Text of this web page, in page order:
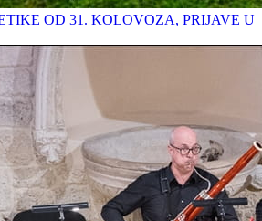
OD 31. KOLOVOZA, PRIJAVE U